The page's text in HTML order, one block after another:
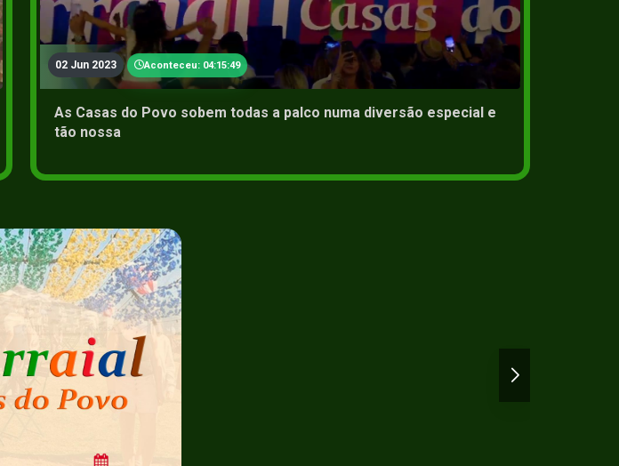
02 Jun 2023 Aconteceu: 04:15:49
As Casas do Povo sobem todas a palco numa diversão especial e
tão nossa